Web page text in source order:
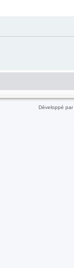
Développé par